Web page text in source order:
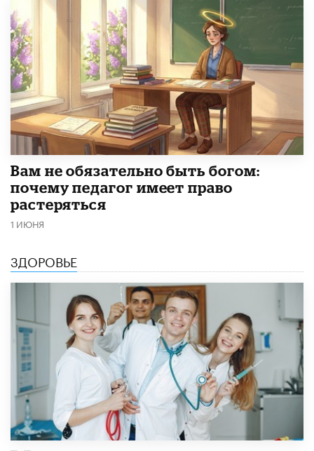
​Вам не обязательно быть богом:
почему педагог имеет право
растеряться
1 ИЮНЯ
ЗДОРОВЬЕ